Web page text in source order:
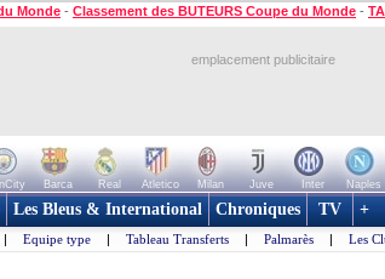
Monde - Classement des BUTEURS Coupe du Monde -
emplacement publicitaire
Barca Real Atletico Milan Juve Inter Naples
Les Bleus & International Chroniques TV +
| Equipe type | Tableau Transferts | Palmarès | Les